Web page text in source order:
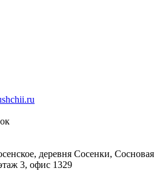
деревня Сосенки, Сосновая
3, офис 1329